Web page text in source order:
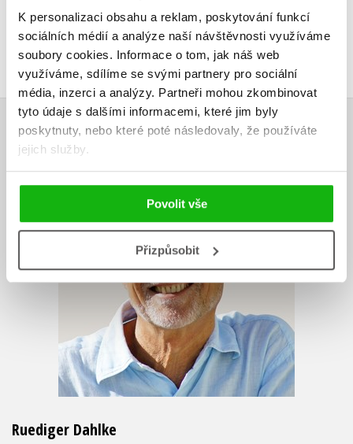
K personalizaci obsahu a reklam, poskytování funkcí
sociálních médií a analýze naší návštěvnosti využíváme
soubory cookies. Informace o tom, jak náš web
využíváme, sdílíme se svými partnery pro sociální
média, inzerci a analýzy. Partneři mohou zkombinovat
tyto údaje s dalšími informacemi, které jim byly
poskytnuty, nebo které poté následovaly, že používáte
jejich služby.
Povolit vše
Přizpůsobit
Uživatelskou recenzi mohou vkládat pouze registrovaní uživatelé
Přihlásit
AUTOR KNIHY
Ruediger Dahlke